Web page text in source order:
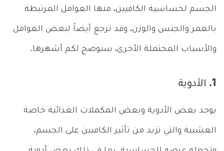
الجسم لحساسية الكافيين، منها العوامل المرتبطة
بالعمر والجنس والوزن، وقد ترجع أيضاً لبعض العوامل
والأسباب المحتملة الأخرى، سنوضح لكم أشهرها.
1. الأدوية
يوجد بعض الأدوية وبعض المكملات الغذائية خاصة
العشبية والتي تزيد من تأثير الكافيين على الجسم،